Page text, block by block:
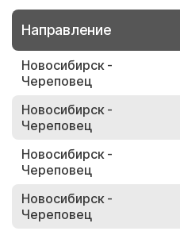
Направление
Новосибирск -
Череповец
Новосибирск -
Череповец
Новосибирск -
Череповец
Новосибирск -
Череповец